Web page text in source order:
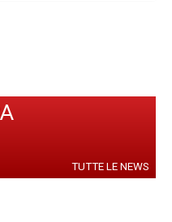
TUTTE LE NEWS